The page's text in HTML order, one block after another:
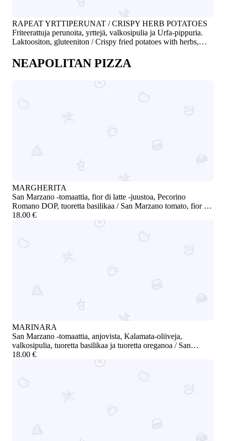
RAPEAT YRTTIPERUNAT / CRISPY HERB POTATOES
Friteerattuja perunoita, yrttejä, valkosipulia ja Urfa-pippuria.
Laktoositon, gluteeniton / Crispy fried potatoes with herbs,
NEAPOLITAN PIZZA
MARGHERITA
San Marzano -tomaattia, fior di latte -juustoa, Pecorino
Romano DOP, tuoretta basilikaa / San Marzano tomato, fior di
latte mozzarella, Pecorino Romano DOP, fresh basil
18.00 €
MARINARA
San Marzano -tomaattia, anjovista, Kalamata-oliiveja,
valkosipulia, tuoretta basilikaa ja tuoretta oreganoa / San
Marzano tomato, anchovies, Kalamata olives, garlic, fresh
18.00 €